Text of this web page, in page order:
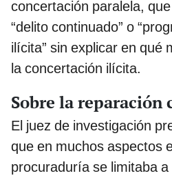
concertación paralela,
“delito continuado” o
ilícita” sin explicar en qué
la concertación ilícita.
Sobre la reparación
El juez de investigación
que en muchos aspectos
procuraduría se limitaba